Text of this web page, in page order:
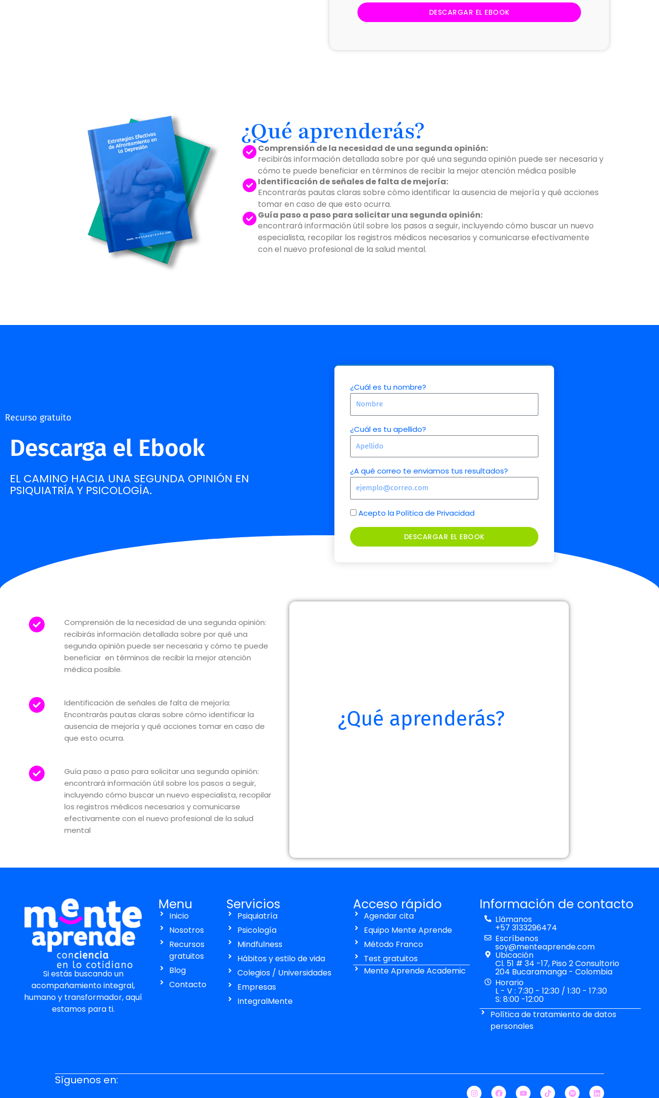
DESCARGAR EL EBOOK
¿Qué aprenderás?
Comprensión de la necesidad de una segunda opinión:
recibirás información detallada sobre por qué una segunda opinión puede ser necesaria y
cómo te puede beneficiar en términos de recibir la mejor atención médica posible
Identificación de señales de falta de mejoría:
Encontrarás pautas claras sobre cómo identificar la ausencia de mejoría y qué acciones
tomar en caso de que esto ocurra.
Guía paso a paso para solicitar una segunda opinión:
encontrará información útil sobre los pasos a seguir, incluyendo cómo buscar un nuevo
especialista, recopilar los registros médicos necesarios y comunicarse efectivamente
con el nuevo profesional de la salud mental.
Recurso gratuito
Descarga el Ebook
EL CAMINO HACIA UNA SEGUNDA OPINIÓN EN
PSIQUIATRÍA Y PSICOLOGÍA.
¿Cuál es tu nombre?
¿Cuál es tu apellido?
¿A qué correo te enviamos tus resultados?
Acepto la Política de Privacidad
DESCARGAR EL EBOOK
Comprensión de la necesidad de una segunda opinión:
recibirás información detallada sobre por qué una
segunda opinión puede ser necesaria y cómo te puede
beneficiar en términos de recibir la mejor atención
médica posible.
Identificación de señales de falta de mejoría:
Encontrarás pautas claras sobre cómo identificar la
ausencia de mejoría y qué acciones tomar en caso de
que esto ocurra.
Guía paso a paso para solicitar una segunda opinión:
encontrará información útil sobre los pasos a seguir,
incluyendo cómo buscar un nuevo especialista, recopilar
los registros médicos necesarios y comunicarse
efectivamente con el nuevo profesional de la salud
mental
¿Qué aprenderás?
Si estás buscando un
acompañamiento integral,
humano y transformador, aquí
estamos para ti.
Menu
Inicio
Nosotros
Recursos
gratuitos
Blog
Contacto
Servicios
Psiquiatría
Psicología
Mindfulness
Hábitos y estilo de vida
Colegios / Universidades
Empresas
IntegralMente
Acceso rápido
Agendar cita
Equipo Mente Aprende
Método Franco
Test gratuitos
Mente Aprende Academic
Información de contacto
Llámanos
+57 3133296474
Escríbenos
soy@menteaprende.com
Ubicación
Cl. 51 # 34 -17, Piso 2 Consultorio
204 Bucaramanga - Colombia
Horario
L - V : 7:30 - 12:30 / 1:30 - 17:30
S: 8:00 -12:00
Política de tratamiento de datos
personales
Síguenos en:
I F Y S L